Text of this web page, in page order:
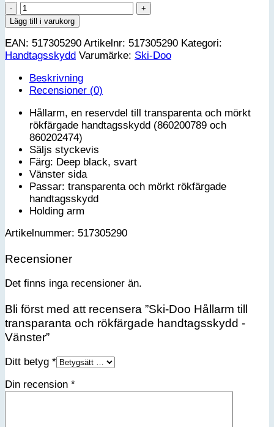
Ski-
Doo
Hållarm
till
transparanta
rökfärgade
handtagsskydd
Vänster
mängd
Lägg till i varukorg
EAN: 517305290 Artikelnr: 517305290 Kategori:
Handtagsskydd Varumärke: Ski-Doo
Beskrivning
Recensioner (0)
Hållarm, en reservdel till transparenta och mörkt
rökfärgade handtagsskydd (860200789 och
860202474)
Säljs styckevis
Färg: Deep black, svart
Vänster sida
Passar: transparenta och mörkt rökfärgade
handtagsskydd
Holding arm
Artikelnummer: 517305290
Recensioner
Det finns inga recensioner än.
Bli först med att recensera ”Ski-Doo Hållarm till
transparanta och rökfärgade handtagsskydd -
Vänster”
Ditt betyg *
Din recension *